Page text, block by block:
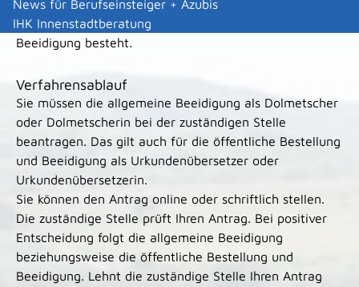
News für Berufseinsteiger + Azubis
IHK Innenstadtberatung
oder gleichwertige Prüfung gibt. Voraussetzung ist,
dass ein besonderes Bedürfnis für die allgemeine
Beeidigung besteht.
Verfahrensablauf
Sie müssen die allgemeine Beeidigung als Dolmetscher
oder Dolmetscherin bei der zuständigen Stelle
beantragen. Das gilt auch für die öffentliche Bestellung
und Beeidigung als Urkundenübersetzer oder
Urkundenübersetzerin.
Sie können den Antrag online oder schriftlich stellen.
Die zuständige Stelle prüft Ihren Antrag. Bei positiver
Entscheidung folgt die allgemeine Beeidigung
beziehungsweise die öffentliche Bestellung und
Beeidigung. Lehnt die zuständige Stelle Ihren Antrag